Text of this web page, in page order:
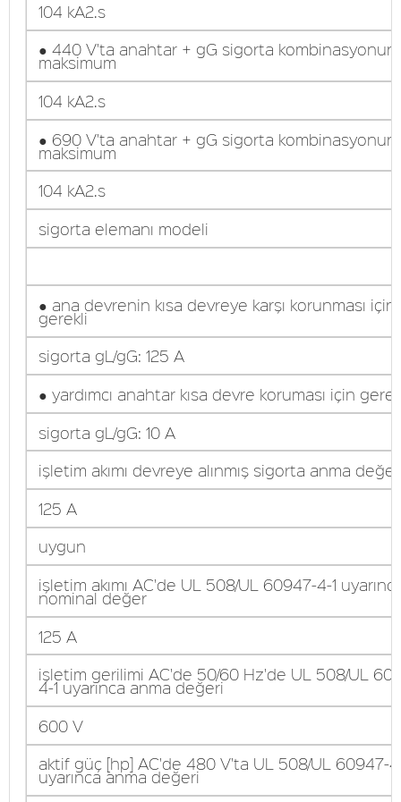
104 kA2.s
● 440 V'ta anahtar + gG sigorta
maksimum
104 kA2.s
● 690 V'ta anahtar + gG sigorta
maksimum
104 kA2.s
sigorta elemanı modeli
● ana devrenin kısa devreye karşı korunması için
gerekli
sigorta gL/gG: 125 A
● yardımcı anahtar kısa devre koruması için
sigorta gL/gG: 10 A
işletim akımı devreye alınmış sigorta anma
125 A
uygun
işletim akımı AC'de UL 508/UL 60947-4-1
nominal değer
125 A
işletim gerilimi AC'de 50/60 Hz'de UL 508/UL
4-1 uyarınca anma değeri
600 V
aktif güç [hp] AC'de 480 V'ta UL 508/UL 60947-
uyarınca anma değeri